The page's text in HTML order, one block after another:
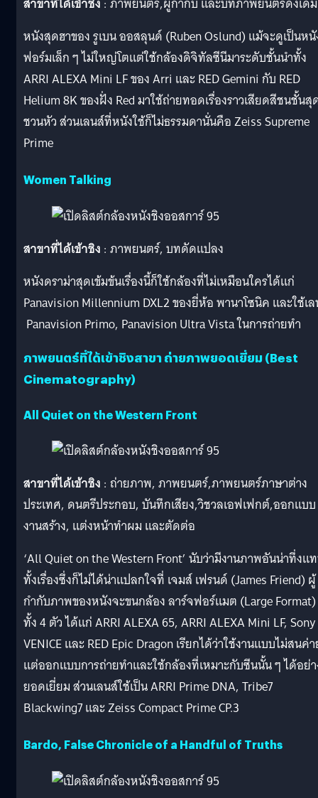
หนังสุดฮาของ รูเบน ออสลุนด์ (Ruben Oslund) แม้จะดูเป็นห
ฟอร์มเล็ก ๆ ไม่ใหญ่โตแต่ใช้กล้องดิจิทัลซีนีมาระดับชั้นนำทั้ง
ARRI ALEXA Mini LF ของ Arri และ RED Gemini กับ RED
Helium 8K ของฝั่ง Red มาใช้ถ่ายทอดเรื่องราวเสียดสีชนชั้นสุ
ชวนหัว ส่วนเลนส์ที่หนังใช้ก็ไม่ธรรมดานั่นคือ Zeiss Supreme
Prime
Women Talking
สาขาที่ได้เข้าชิง : ภาพยนตร์, บทดัดแปลง
หนังดราม่าสุดเข้มข้นเรื่องนี้ก็ใช้กล้องที่ไม่เหมือนใครได้แก่
Panavision Millennium DXL2 ของยี่ห้อ พานาโซนิค และใช้เ
Panavision Primo, Panavision Ultra Vista ในการถ่ายทำ
ภาพยนตร์ที่ได้เข้าชิงสาขา ถ่ายภาพยอดเยี่ยม (Best
Cinematography)
All Quiet on the Western Front
สาขาที่ได้เข้าชิง : ถ่ายภาพ, ภาพยนตร์,ภาพยนตร์ภาษาต่าง
ประเทศ, ดนตรีประกอบ, บันทึกเสียง,วิชวลเอฟเฟกต์,ออกแบบ
งานสร้าง, แต่งหน้าทำผม และตัดต่อ
‘All Quiet on the Western Front’ นับว่ามีงานภาพอันน่าทึ่งแ
ทั้งเรื่องซึ่งก็ไม่ได้น่าแปลกใจที่ เจมส์ เฟรนด์ (James Friend) ผู้
กำกับภาพของหนังจะขนกล้อง ลาร์จฟอร์แมต (Large Format)
ทั้ง 4 ตัว ได้แก่ ARRI ALEXA 65, ARRI ALEXA Mini LF, Sony
VENICE และ RED Epic Dragon เรียกได้ว่าใช้งานแบบไม่สนค่
แต่ออกแบบการถ่ายทำและใช้กล้องที่เหมาะกับซีนนั้น ๆ ได้อย่
ยอดเยี่ยม ส่วนเลนส์ใช้เป็น ARRI Prime DNA, Tribe7
Blackwing7 และ Zeiss Compact Prime CP.3
Bardo, False Chronicle of a Handful of Truths